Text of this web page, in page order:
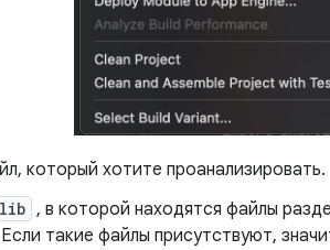
который хотите проанализировать.
lib , в которой находятся файлы
такие файлы присутствуют,